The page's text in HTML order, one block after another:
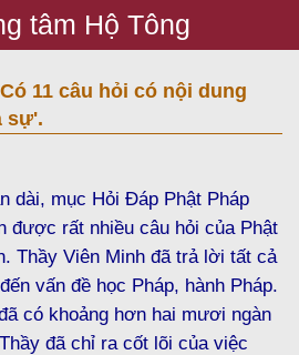
tâm Hộ Tông
11 câu hỏi có nội dung
sự'.
dài, mục Hỏi Đáp Phật Pháp
được rất nhiều câu hỏi của Phật
Thầy Viên Minh đã trả lời tất cả
vấn đề học Pháp, hành Pháp.
có khoảng hơn hai mươi ngàn
đã chỉ ra cốt lõi của việc